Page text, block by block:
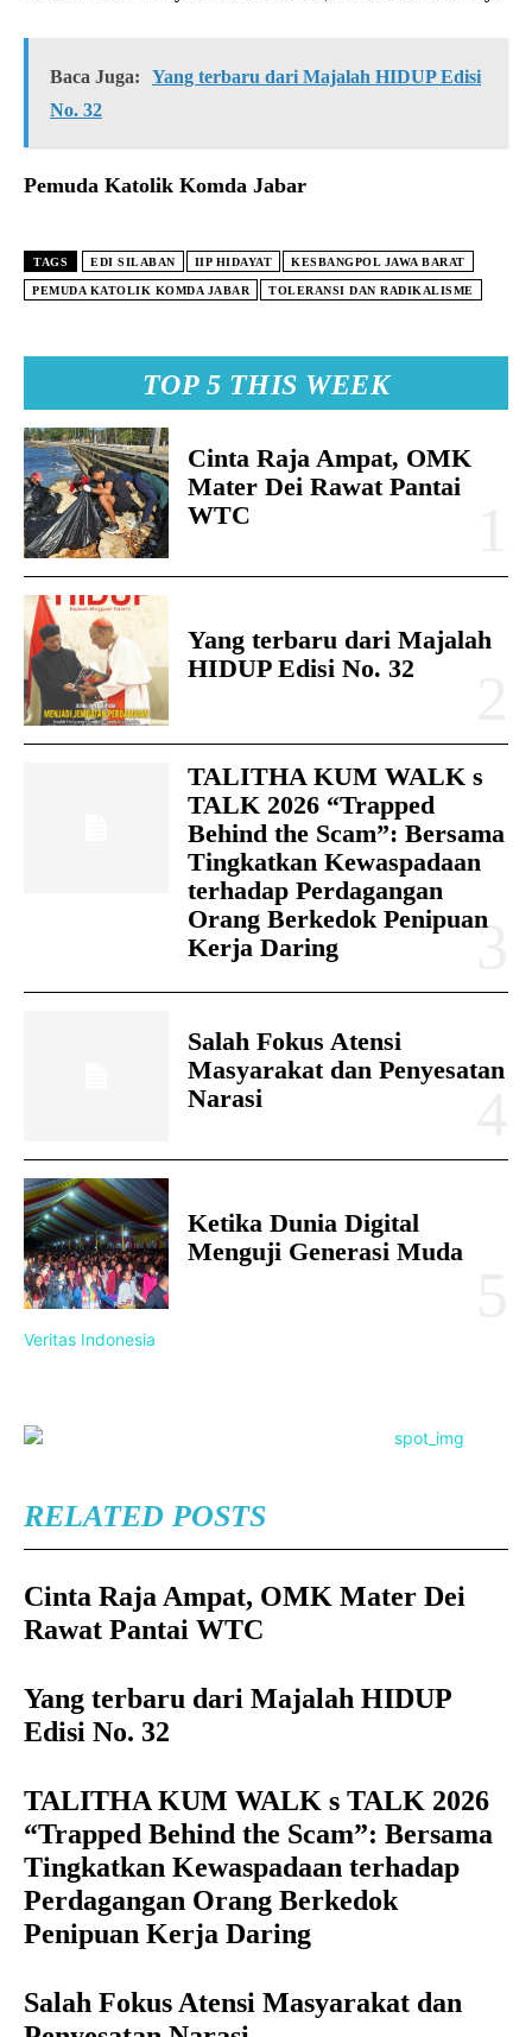
TOP 5 THIS WEEK
Cinta Raja Ampat, OMK
Mater Dei Rawat Pantai
WTC
Yang terbaru dari Majalah
HIDUP Edisi No. 32
TALITHA KUM WALK s
TALK 2026 “Trapped
Behind the Scam”: Bersama
Tingkatkan Kewaspadaan
terhadap Perdagangan
Orang Berkedok Penipuan
Kerja Daring
Salah Fokus Atensi
Masyarakat dan Penyesatan
Narasi
Ketika Dunia Digital
Menguji Generasi Muda
Veritas Indonesia
RELATED POSTS
Cinta Raja Ampat, OMK Mater Dei
Rawat Pantai WTC
Yang terbaru dari Majalah HIDUP
Edisi No. 32
TALITHA KUM WALK s TALK 2026
“Trapped Behind the Scam”: Bersama
Tingkatkan Kewaspadaan terhadap
Perdagangan Orang Berkedok
Penipuan Kerja Daring
Salah Fokus Atensi Masyarakat dan
Baca Juga:
Yang terbaru dari Majalah HIDUP Edisi
No. 32
Pemuda Katolik Komda Jabar
TAGS EDI SILABAN IIP HIDAYAT KESBANGPOL JAWA BARAT
PEMUDA KATOLIK KOMDA JABAR TOLERANSI DAN RADIKALISME